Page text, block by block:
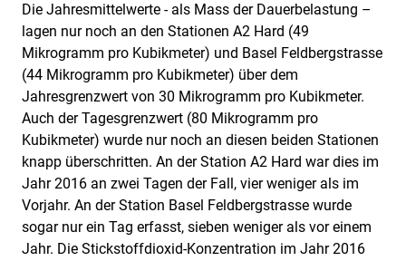
Die Jahresmittelwerte - als Mass der Dauerbelastung –
lagen nur noch an den Stationen A2 Hard (49
Mikrogramm pro Kubikmeter) und Basel Feldbergstrasse
(44 Mikrogramm pro Kubikmeter) über dem
Jahresgrenzwert von 30 Mikrogramm pro Kubikmeter.
Auch der Tagesgrenzwert (80 Mikrogramm pro
Kubikmeter) wurde nur noch an diesen beiden Stationen
knapp überschritten. An der Station A2 Hard war dies im
Jahr 2016 an zwei Tagen der Fall, vier weniger als im
Vorjahr. An der Station Basel Feldbergstrasse wurde
sogar nur ein Tag erfasst, sieben weniger als vor einem
Jahr. Die Stickstoffdioxid-Konzentration im Jahr 2016